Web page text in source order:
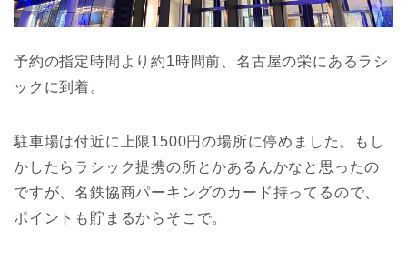
予約の指定時間より約1時間前、名古屋の栄にあるラシ
ックに到着。
駐車場は付近に上限1500円の場所に停めました。もし
かしたらラシック提携の所とかあるんかなと思ったの
ですが、名鉄協商パーキングのカード持ってるので、
ポイントも貯まるからそこで。